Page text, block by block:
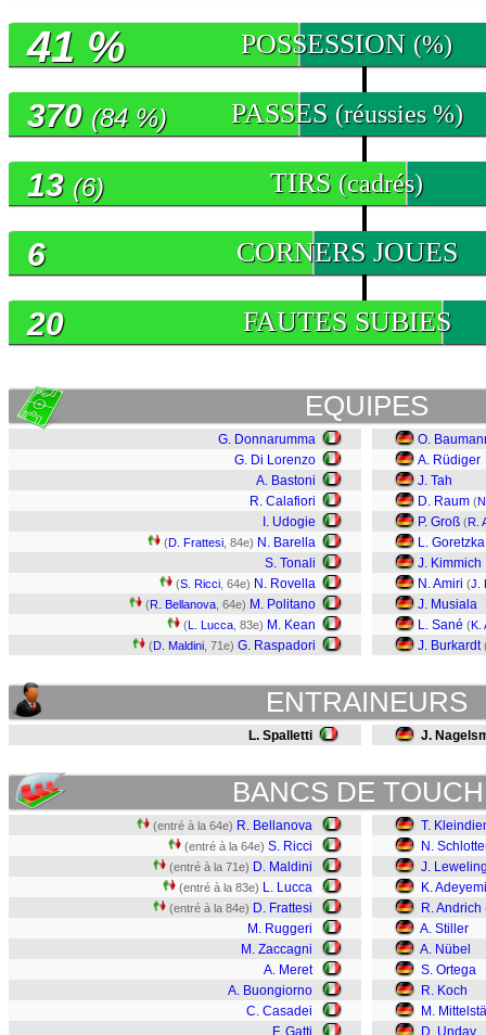
POSSESSION (%)
41 %
PASSES (réussies %)
370 (84 %)
TIRS (cadrés)
13 (6)
CORNERS JOUES
6
FAUTES SUBIES
20
EQUIPES
G. Donnarumma
G. Di Lorenzo
A. Bastoni
R. Calafiori
I. Udogie
(D. Frattesi , 84e) N. Barella
S. Tonali
(S. Ricci , 64e) N. Rovella
(R. Bellanova , 64e) M. Politano
(L. Lucca , 83e) M. Kean
(D. Maldini , 71e) G. Raspadori
O.
A. Rüdiger
J. Tah
D. Raum (
P. Groß (R.
L. Goretzka
J. Kimmich
N. Amiri (J.
J. Musiala
L. Sané (K.
J. Burkardt
ENTRAINEURS
L. Spalletti J.
BANCS DE
(entré à la 64e) R. Bellanova
(entré à la 64e) S. Ricci
(entré à la 71e) D. Maldini
(entré à la 83e) L. Lucca
(entré à la 84e) D. Frattesi
M. Ruggeri
M. Zaccagni
A. Meret
A. Buongiorno
C. Casadei
F. Gatti
T.
N.
J.
K. Adeyemi
R. Andrich
A. Stiller
A. Nübel
S. Ortega
R. Koch
M.
D. Undav